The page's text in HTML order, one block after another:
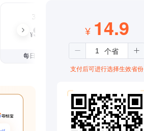
3个月
¥99
每日仅1.08元
¥ 14.9
支付后可进行选择生效省份